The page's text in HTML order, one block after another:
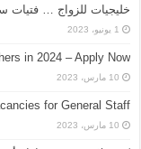
خليجيات للزواج …
1 يونيو، 2023
in 2024 – Apply Now
10 مارس، 2023
for General Staff
10 مارس، 2023